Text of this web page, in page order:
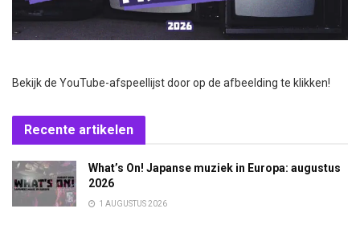
Bekijk de YouTube-afspeellijst door op de afbeelding te klikken!
Recente artikelen
What’s On! Japanse muziek in Europa: augustus
2026
1 AUGUSTUS 2026